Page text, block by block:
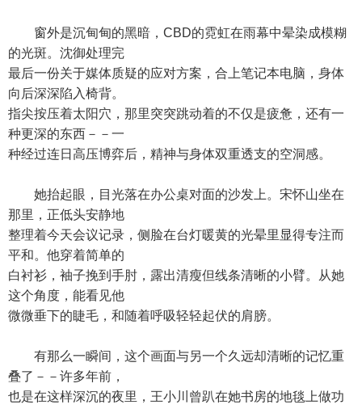
窗外是沉甸甸的黑暗，CBD的霓虹在雨幕中晕染成模糊
的光斑。沈御处理完
最后一份关于媒体质疑的应对方案，合上笔记本电脑，身体
向后深深陷入椅背。
指尖按压着太阳穴，那里突突跳动着的不仅是疲惫，还有一
种更深的东西－－一
种经过连日高压博弈后，精神与身体双重透支的空洞感。
她抬起眼，目光落在办公桌对面的沙发上。宋怀山坐在
那里，正低头安静地
整理着今天会议记录，侧脸在台灯暖黄的光晕里显得专注而
平和。他穿着简单的
白衬衫，袖子挽到手肘，露出清瘦但线条清晰的小臂。从她
这个角度，能看见他
微微垂下的睫毛，和随着呼吸轻轻起伏的肩膀。
有那么一瞬间，这个画面与另一个久远却清晰的记忆重
叠了－－许多年前，
也是在这样深沉的夜里，王小川曾趴在她书房的地毯上做功